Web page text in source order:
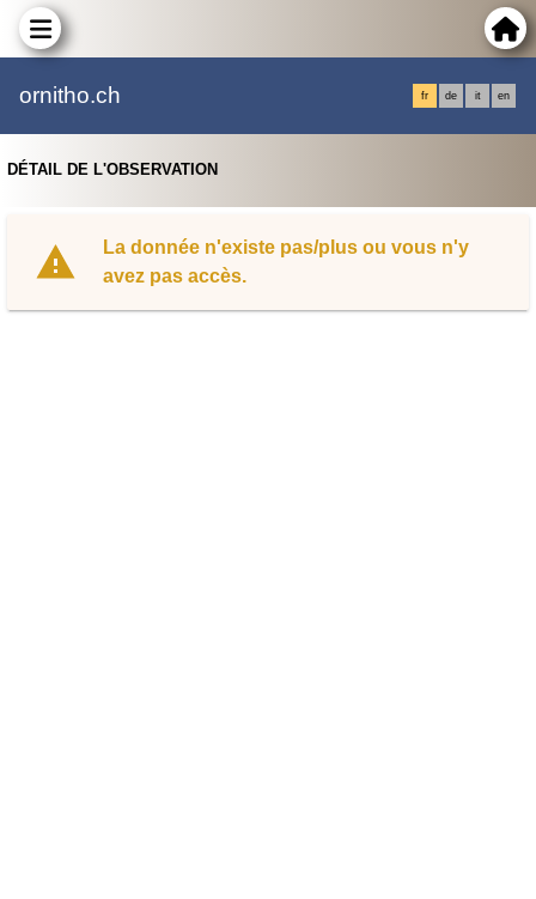
ornitho.ch fr de it en
DÉTAIL DE L'OBSERVATION
La donnée n'existe pas/plus ou vous n'y
avez pas accès.